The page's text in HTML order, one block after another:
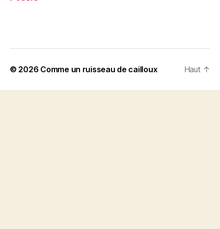
© 2026 Comme un ruisseau de cailloux Haut ↑